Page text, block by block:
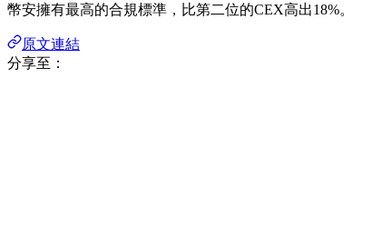
幣安擁有最高的合規標準，比第二位的CEX高出18%。
原文連結
分享至：